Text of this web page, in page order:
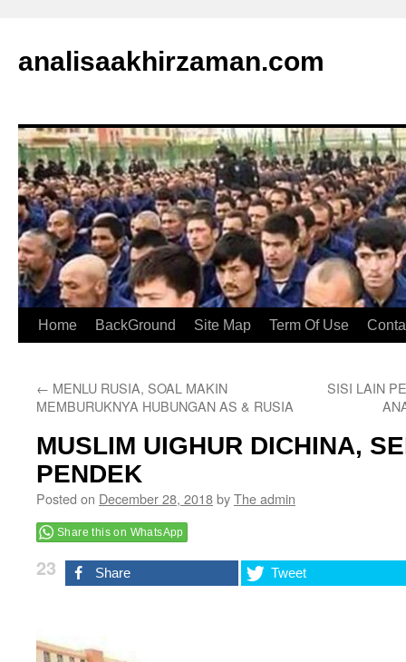
analisaakhirzaman.com
Home BackGround Site Map Term Of Use
← MENLU RUSIA, SOAL MAKIN
MEMBURUKNYA HUBUNGAN AS & RUSIA
SISI LAIN
MUSLIM UIGHUR DICHINA,
PENDEK
Posted on December 28, 2018byThe admin
Share this on WhatsApp
23 Share Tweet